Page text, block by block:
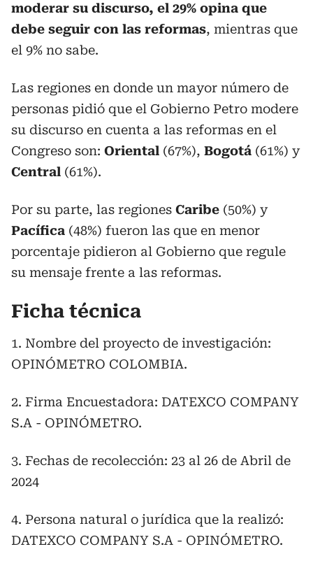
moderar su discurso, el 29% opina que
debe seguir con las reformas, mientras que
el 9% no sabe.
Las regiones en donde un mayor número de
personas pidió que el Gobierno Petro modere
su discurso en cuenta a las reformas en el
Congreso son: Oriental (67%), Bogotá (61%) y
Central (61%).
Por su parte, las regiones Caribe (50%) y
Pacífica (48%) fueron las que en menor
porcentaje pidieron al Gobierno que regule
su mensaje frente a las reformas.
Ficha técnica
1. Nombre del proyecto de investigación:
OPINÓMETRO COLOMBIA.
2. Firma Encuestadora: DATEXCO COMPANY
S.A - OPINÓMETRO.
3. Fechas de recolección: 23 al 26 de Abril de
2024
4. Persona natural o jurídica que la realizó:
DATEXCO COMPANY S.A - OPINÓMETRO.